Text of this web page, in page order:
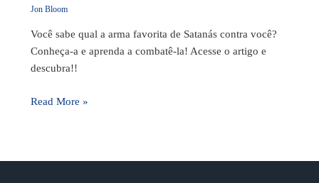
Jon Bloom
Você sabe qual a arma favorita de Satanás contra você?
Conheça-a e aprenda a combatê-la! Acesse o artigo e
descubra!!
Read More »